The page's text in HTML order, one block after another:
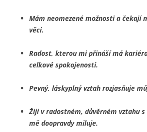
Mám neomezené možnosti a čekají
věci.
Radost, kterou mi přináší má
celkové spokojenosti.
Pevný, láskyplný vztah rozjasňuje
Žiji v radostném, důvěrném vztahu
mě doopravdy miluje.